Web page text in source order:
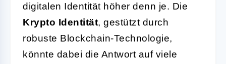
digitalen Identität höher denn je. Die
Krypto Identität, gestützt durch
robuste Blockchain-Technologie,
könnte dabei die Antwort auf viele